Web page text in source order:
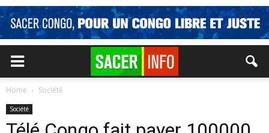
Home Société
Société